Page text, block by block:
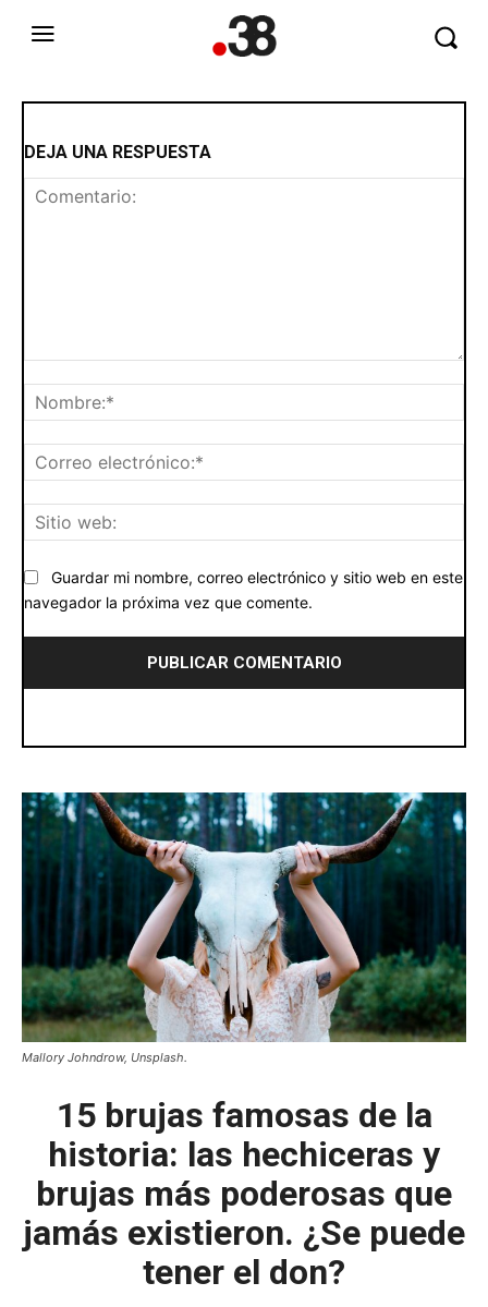
DEJA UNA RESPUESTA
Guardar mi nombre, correo electrónico y sitio web en este
navegador la próxima vez que comente.
Mallory Johndrow, Unsplash.
15 brujas famosas de la
historia: las hechiceras y
brujas más poderosas que
jamás existieron. ¿Se puede
tener el don?